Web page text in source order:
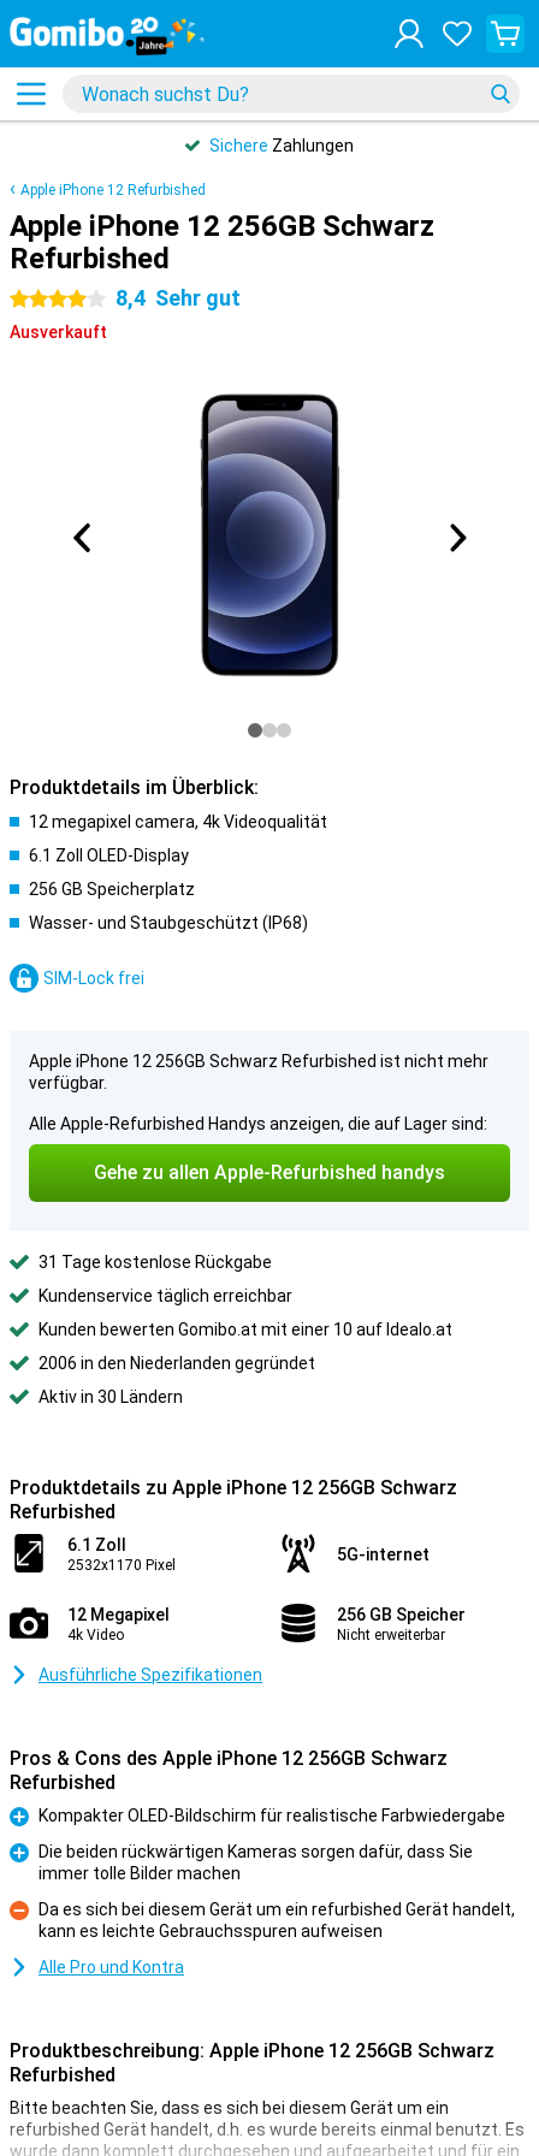
Sichere Zahlungen
Apple iPhone 12 Refurbished
Apple iPhone 12 256GB Schwarz
Refurbished
4 Sterne 8,4 Sehr gut
Ausverkauft
Produktdetails im Überblick:
12 megapixel camera, 4k Videoqualität
6.1 Zoll OLED-Display
256 GB Speicherplatz
Wasser- und Staubgeschützt (IP68)
SIM-Lock frei
Apple iPhone 12 256GB Schwarz Refurbished ist nicht mehr
verfügbar.
Alle Apple-Refurbished Handys anzeigen, die auf Lager sind:
Gehe zu allen Apple-Refurbished handys
31 Tage kostenlose Rückgabe
Kundenservice täglich erreichbar
Kunden bewerten Gomibo.at mit einer 10 auf Idealo.at
2006 in den Niederlanden gegründet
Aktiv in 30 Ländern
Produktdetails zu Apple iPhone 12 256GB Schwarz
Refurbished
6.1 Zoll
2532x1170 Pixel
5G-internet
12 Megapixel
4k Video
256 GB Speicher
Nicht erweiterbar
Ausführliche Spezifikationen
Pros & Cons des Apple iPhone 12 256GB Schwarz
Refurbished
Pro
Kompakter OLED-Bildschirm für realistische Farbwiedergabe
Die beiden rückwärtigen Kameras sorgen dafür, dass Sie
immer tolle Bilder machen
Kontra
Da es sich bei diesem Gerät um ein refurbished Gerät handelt,
kann es leichte Gebrauchsspuren aufweisen
Alle Pro und Kontra
Produktbeschreibung: Apple iPhone 12 256GB Schwarz
Refurbished
Bitte beachten Sie, dass es sich bei diesem Gerät um ein
refurbished Gerät handelt, d.h. es wurde bereits einmal benutzt. Es
wurde dann komplett durchgesehen und aufgearbeitet und für ein